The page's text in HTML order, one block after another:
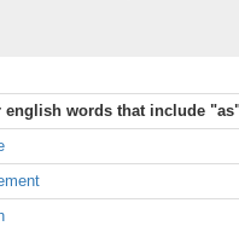
english words that include